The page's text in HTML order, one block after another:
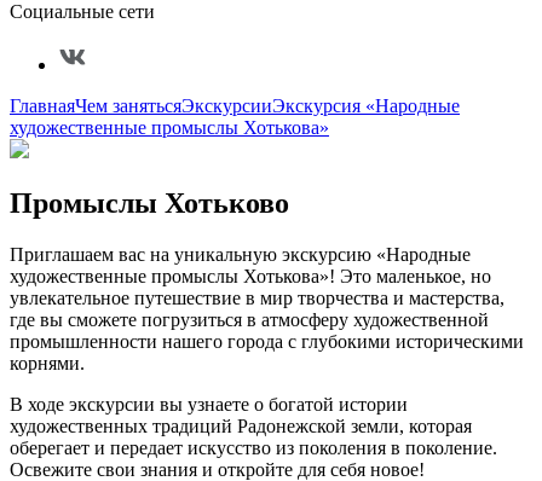
Социальные сети
ГлавнаяЧем занятьсяЭкскурсииЭкскурсия «Народные
художественные промыслы Хотькова»
Промыслы Хотьково
Приглашаем вас на уникальную экскурсию «Народные
художественные промыслы Хотькова»! Это маленькое, но
увлекательное путешествие в мир творчества и мастерства,
где вы сможете погрузиться в атмосферу художественной
промышленности нашего города с глубокими историческими
корнями.
В ходе экскурсии вы узнаете о богатой истории
художественных традиций Радонежской земли, которая
оберегает и передает искусство из поколения в поколение.
Освежите свои знания и откройте для себя новое!